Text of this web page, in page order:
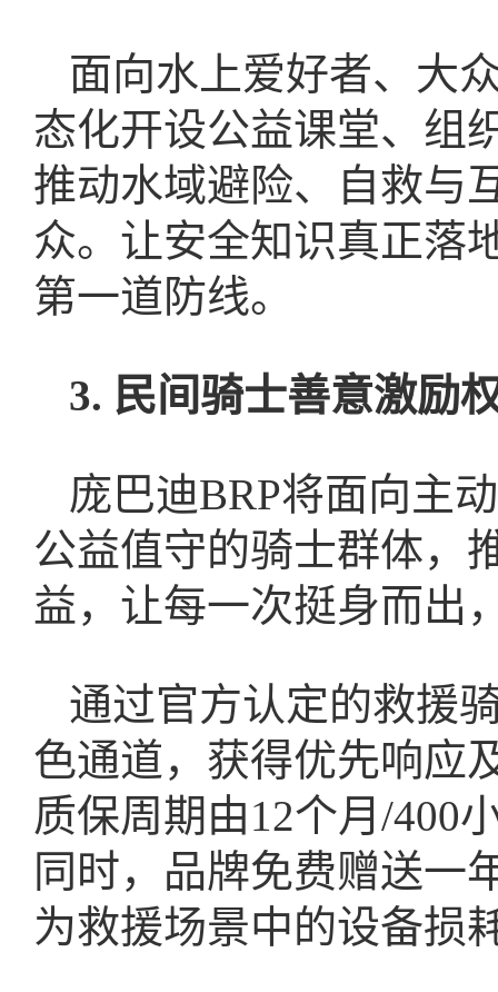
面向水上爱好者、大
态化开设公益课堂、组
推动水域避险、自救与
众。让安全知识真正落
第一道防线。
3. 民间骑士善意激励
庞巴迪BRP将面向主
公益值守的骑士群体，
益，让每一次挺身而出
通过官方认定的救援
色通道，获得优先响应
质保周期由12个月/400
同时，品牌免费赠送一
为救援场景中的设备损